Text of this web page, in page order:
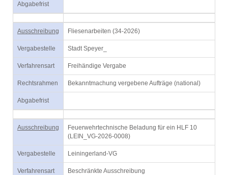
Abgabefrist
Ausschreibung Fliesenarbeiten (34-2026)
Vergabestelle Stadt Speyer_
Verfahrensart Freihändige Vergabe
Rechtsrahmen Bekanntmachung vergebene Aufträge (national)
Abgabefrist
Ausschreibung
Feuerwehrtechnische Beladung für ein HLF 10
(LEIN_VG-2026-0008)
Vergabestelle Leiningerland-VG
Verfahrensart Beschränkte Ausschreibung